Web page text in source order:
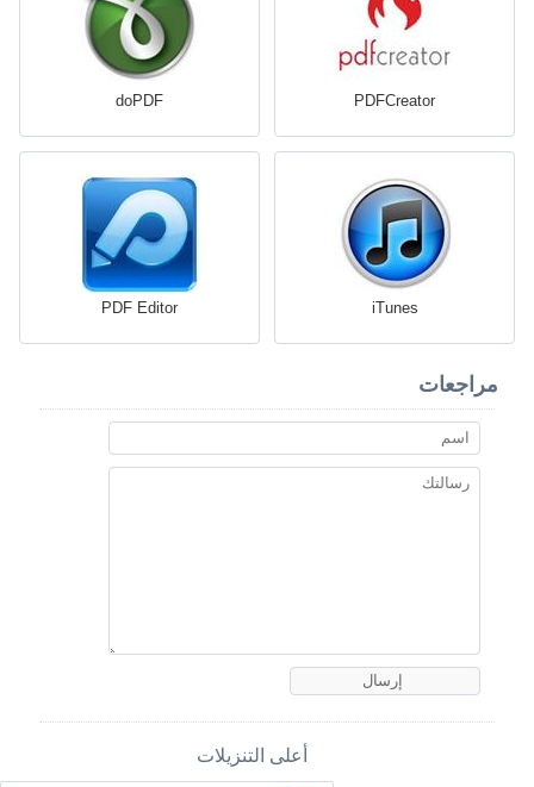
PDFCreator
doPDF
iTunes
PDF Editor
مراجعات
أعلى التنزيلات